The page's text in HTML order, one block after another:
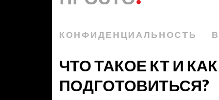
КОНФИДЕНЦИАЛЬНОСТЬ
ЧТО ТАКОЕ КТ И
ПОДГОТОВИТЬСЯ?